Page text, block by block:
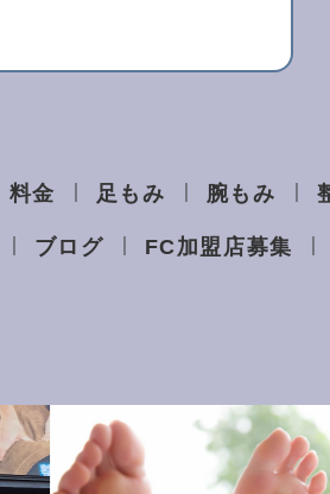
料金 足もみ 腕もみ
ブログ FC加盟店募集